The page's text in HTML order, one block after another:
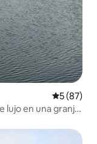
5 (87)
lujo en una granja